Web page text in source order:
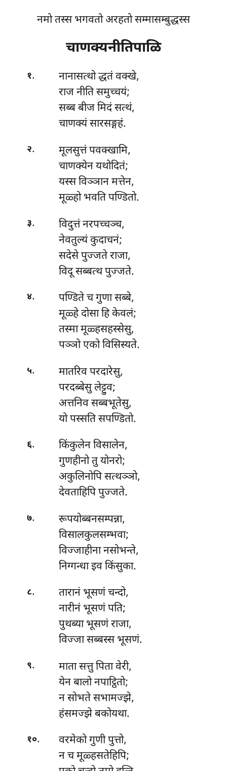
नमो तस्स भगवतो अरहतो सम्मासम्बुद्धस्स
चाणक्यनीतिपाळि
१. नानासत्थोद्धतं वक्खे,
राज नीति समुच्चयं;
सब्ब बीज मिदं सत्थं,
चाणक्यं सारसङ्गहं.
२.
मूलसुत्तं पवक्खामि,
चाणक्येन यथोदितं;
यस्स विञ्ञान मत्तेन,
मूळ्हो भवति पण्डितो.
३. विदुत्तंनरपच्चञ्च,
नेवतुल्यं कुदाचनं;
सदेसे पुज्जते राजा,
विदू सब्बत्थ पुज्जते.
४. पण्डितेच गुणा सब्बे,
मूळ्हे दोसा हि केवलं;
तस्मा मूळ्हसहस्सेसु,
पञ्ञो एको विसिस्यते.
५. मातरिवपरदारेसु,
परदब्बेसु लेट्टुव;
अत्तनिव सब्बभूतेसु,
यो पस्सति सपण्डितो.
६.
किंकुलेन विसालेन,
गुणहीनो तु योनरो;
अकुलिनोपि सत्थञ्ञो,
देवताहिपि पुज्जते.
७. रूपयोब्बनसम्पन्ना,
विसालकुलसम्भवा;
विज्जाहीना नसोभन्ते,
निग्गन्धा इव किंसुका.
८. तारानं भूसणं चन्दो,
नारीनं भूसणं पति;
पुथब्या भूसणं राजा,
विज्जा सब्बस्स भूसणं.
९.
माता सत्तु पिता वेरी,
येन बालो नपाट्ठितो;
न सोभते सभामज्झे,
हंसमज्झे बकोयथा.
१०. वरमेकोगुणी पुत्तो,
न च मूळ्हसतेहिपि;